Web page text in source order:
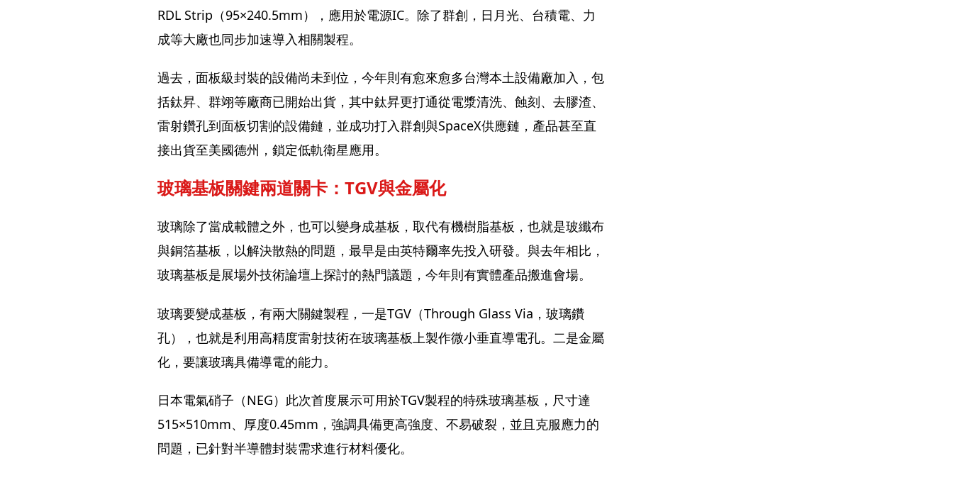
RDL Strip（95×240.5mm），應用於電源IC。除了群創，日月光、台積電、力
成等大廠也同步加速導入相關製程。
過去，面板級封裝的設備尚未到位，今年則有愈來愈多台灣本土設備廠加入，包
括鈦昇、群翊等廠商已開始出貨，其中鈦昇更打通從電漿清洗、蝕刻、去膠渣、
雷射鑽孔到面板切割的設備鏈，並成功打入群創與SpaceX供應鏈，產品甚至直
接出貨至美國德州，鎖定低軌衛星應用。
玻璃基板關鍵兩道關卡：TGV與金屬化
玻璃除了當成載體之外，也可以變身成基板，取代有機樹脂基板，也就是玻纖布
與銅箔基板，以解決散熱的問題，最早是由英特爾率先投入研發。與去年相比，
玻璃基板是展場外技術論壇上探討的熱門議題，今年則有實體產品搬進會場。
玻璃要變成基板，有兩大關鍵製程，一是TGV（Through Glass Via，玻璃鑽
孔），也就是利用高精度雷射技術在玻璃基板上製作微小垂直導電孔。二是金屬
化，要讓玻璃具備導電的能力。
日本電氣硝子（NEG）此次首度展示可用於TGV製程的特殊玻璃基板，尺寸達
515×510mm、厚度0.45mm，強調具備更高強度、不易破裂，並且克服應力的
問題，已針對半導體封裝需求進行材料優化。